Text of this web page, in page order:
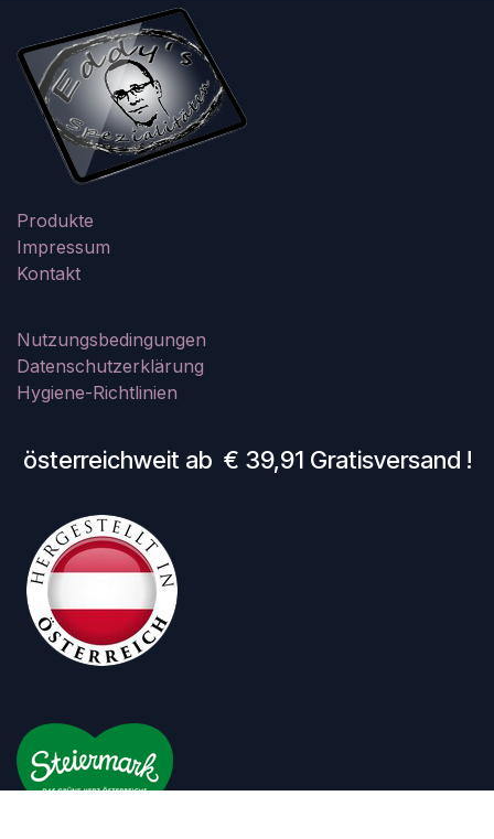
Produkte
Impressum
Kontakt
Nutzungsbedingungen
Datenschutzerklärung
Hygiene-Richtlinien
österreichweit ab € 39,91 Gratisversand !